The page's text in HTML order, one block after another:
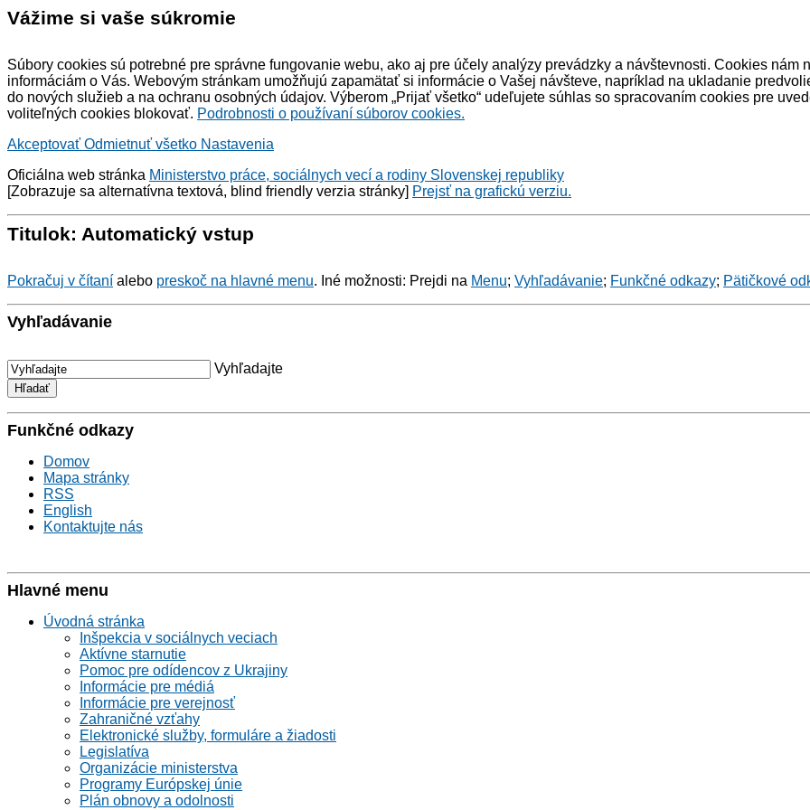
Vážime si vaše súkromie
Súbory cookies sú potrebné pre správne fungovanie webu, ako aj pre účely analýzy prevádzky a návštevnosti. Cookies
informáciám o Vás. Webovým stránkam umožňujú zapamätať si informácie o Vašej návšteve, napríklad na ukladanie
do nových služieb a na ochranu osobných údajov. Výberom „Prijať všetko“ udeľujete súhlas so spracovaním cookies pre
voliteľných cookies blokovať. Podrobnosti o používaní súborov cookies.
Akceptovať Odmietnuť všetko Nastavenia
Oficiálna web stránka Ministerstvo práce, sociálnych vecí a rodiny Slovenskej republiky
[Zobrazuje sa alternatívna textová, blind friendly verzia stránky] Prejsť na grafickú verziu.
Titulok: Automatický vstup
Pokračuj v čítaní alebo preskoč na hlavné menu. Iné možnosti: Prejdi na Menu; Vyhľadávanie; Funkčné odkazy; Pätičkové
Vyhľadávanie
Vyhľadajte
Funkčné odkazy
Domov
Mapa stránky
RSS
English
Kontaktujte nás
Hlavné menu
Úvodná stránka
Inšpekcia v sociálnych veciach
Aktívne starnutie
Pomoc pre odídencov z Ukrajiny
Informácie pre médiá
Informácie pre verejnosť
Zahraničné vzťahy
Elektronické služby, formuláre a žiadosti
Legislatíva
Organizácie ministerstva
Programy Európskej únie
Plán obnovy a odolnosti